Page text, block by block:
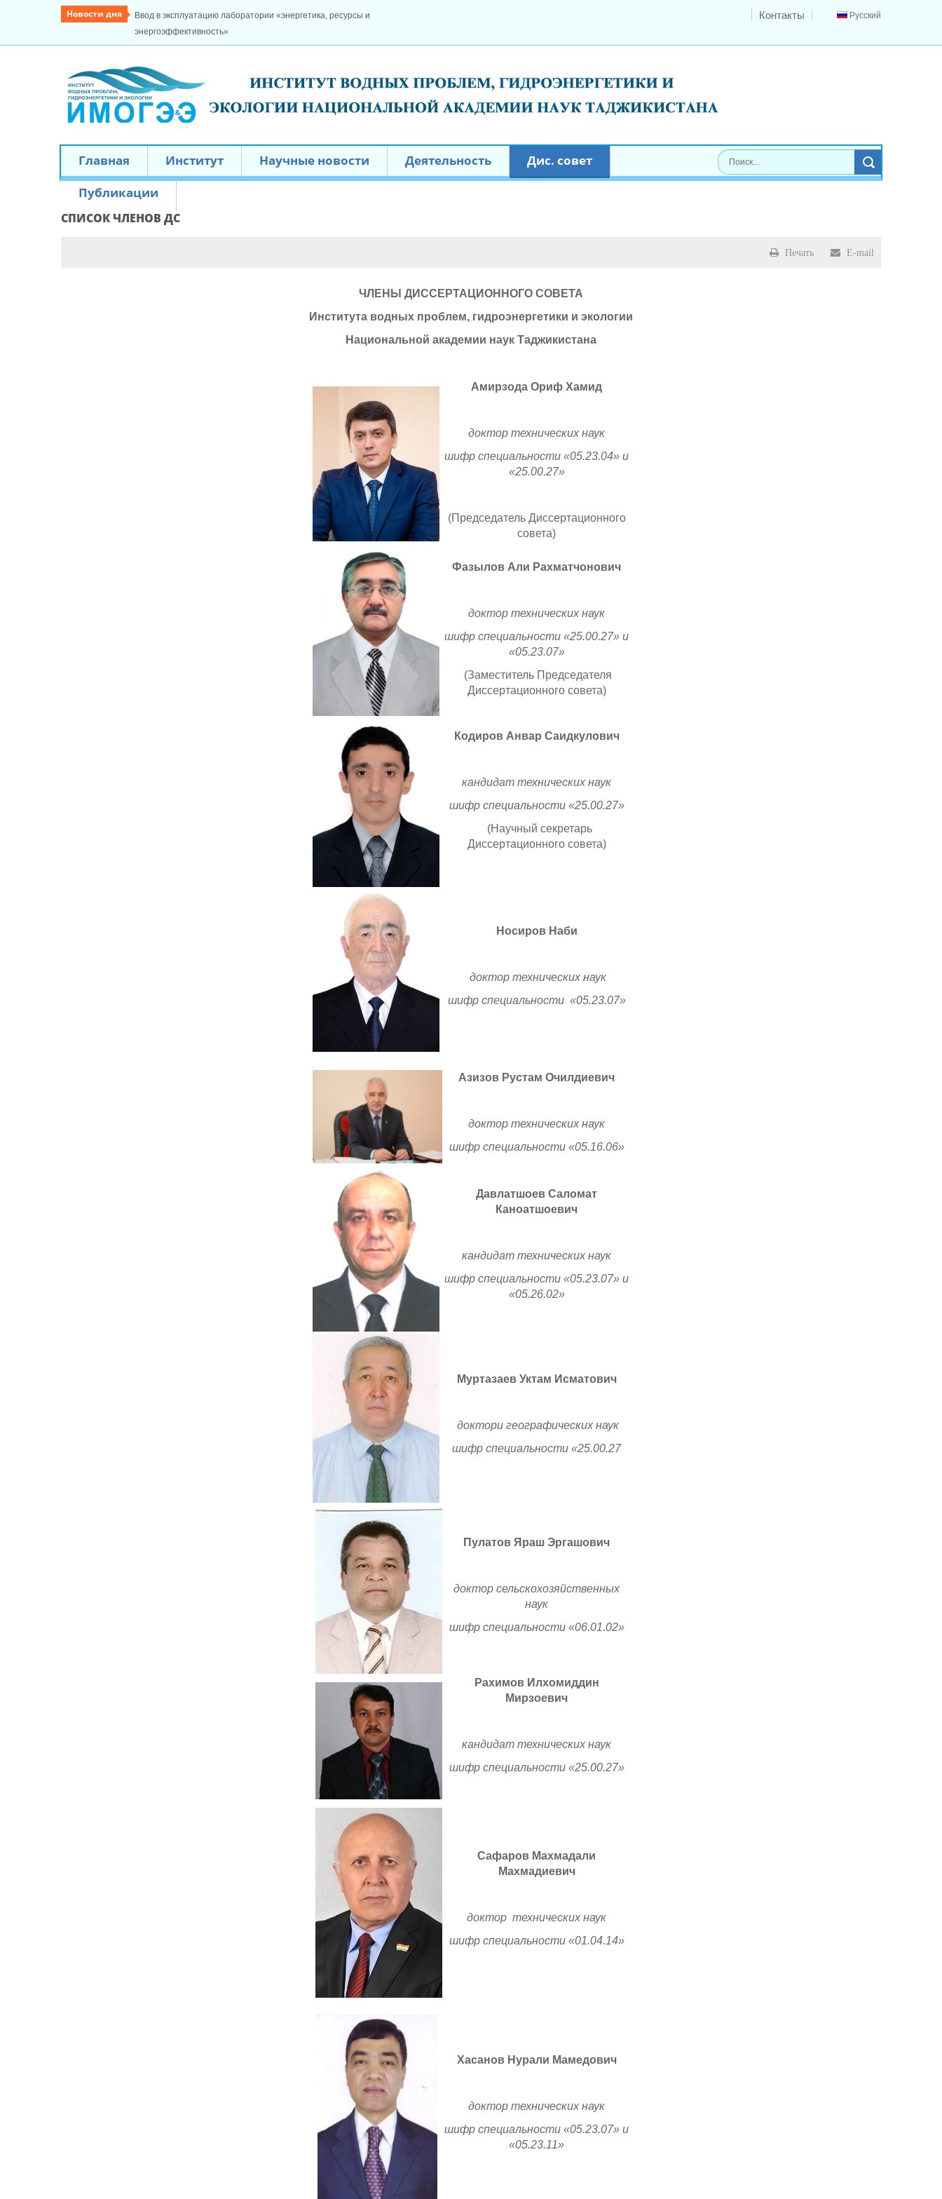
Новости дня
Ввод в эксплуатацию лаборатории «энергетика, ресурсы и
энергоэффективность»
Русский
Контакты
Главная Институт Научные новости Деятельность
Дис. совет
Публикации
СПИСОК ЧЛЕНОВ ДС
Печать E-mail
ЧЛЕНЫ ДИССЕРТАЦИОННОГО СОВЕТА
Института водных проблем, гидроэнергетики и экологии
Национальной академии наук Таджикистана
Амирзода Ориф Хамид
доктор технических наук
шифр специальности «05.23.04» и
«25.00.27»
(Председатель Диссертационного
совета)
Фазылов Али Рахматчонович
доктор технических наук
шифр специальности «25.00.27» и
«05.23.07»
(Заместитель Председателя
Диссертационного совета)
Кодиров Анвар Саидкулович
кандидат технических наук
шифр специальности «25.00.27»
(Научный секретарь
Диссертационного совета)
Носиров Наби
доктор технических наук
шифр специальности «05.23.07»
Азизов Рустам Очилдиевич
доктор технических наук
шифр специальности «05.16.06»
Давлатшоев Саломат
Каноатшоевич
кандидат технических наук
шифр специальности «05.23.07» и
«05.26.02»
Муртазаев Уктам Исматович
доктори географических наук
шифр специальности «25.00.27
Пулатов Яраш Эргашович
доктор сельскохозяйственных
наук
шифр специальности «06.01.02»
Рахимов Илхомиддин
Мирзоевич
кандидат технических наук
шифр специальности «25.00.27»
Сафаров Махмадали
Махмадиевич
доктор технических наук
шифр специальности «01.04.14»
Хасанов Нурали Мамедович
доктор технических наук
шифр специальности «05.23.07» и
«05.23.11»